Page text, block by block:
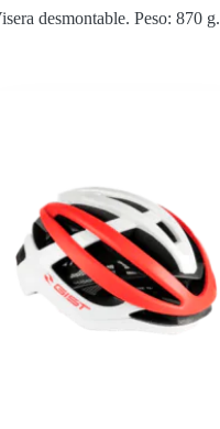
desmontable. Peso: 870 g.